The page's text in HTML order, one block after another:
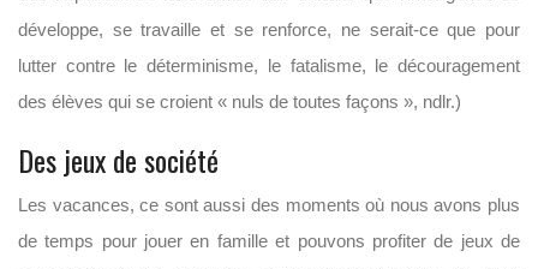
développe, se travaille et se renforce, ne serait-ce que pour
lutter contre le déterminisme, le fatalisme, le découragement
des élèves qui se croient « nuls de toutes façons », ndlr.)
Des jeux de société
Les vacances, ce sont aussi des moments où nous avons plus
de temps pour jouer en famille et pouvons profiter de jeux de